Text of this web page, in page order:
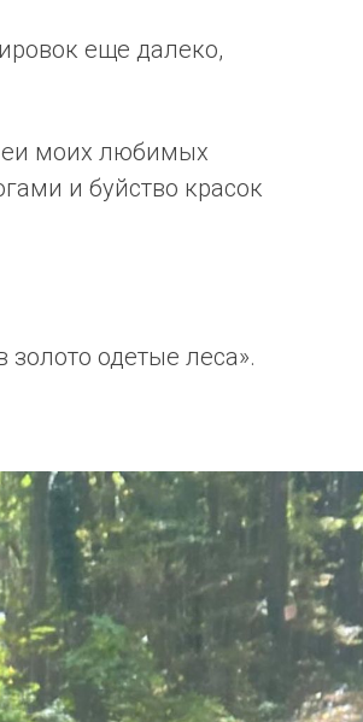
еще далеко,
моих любимых
и буйство красок
золото одетые леса».